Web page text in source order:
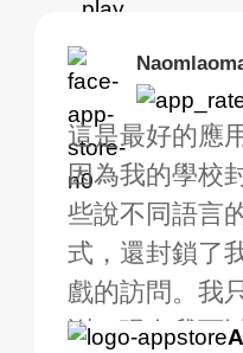
這是最好的應
因為我的學校
些說不同語言
式，還封鎖了
戲的訪問。我
謝，現在我可
Kirtisha
最好的免費
是常規 VPN 用
我旅行時，我
一個不僅免費
只在有限的時
它），而且在
Brias
VPN 真的很棒！
多免費的地點可供
。我購買了高級版
得額外的福利，非
得。我測試了應用
以確保它能正常運
Google